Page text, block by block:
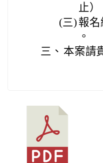
止）
(三) 報
。
三、 本案請